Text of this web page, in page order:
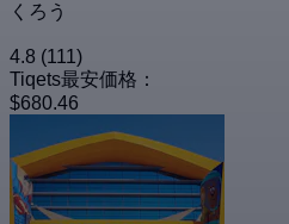
くろう
4.8 (111)
Tiqets最安価格：
$680.46